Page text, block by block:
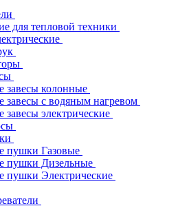
для тепловой техники
завесы колонные
завесы с водяным нагревом
завесы электрические
пушки Газовые
пушки Дизельные
пушки Электрические